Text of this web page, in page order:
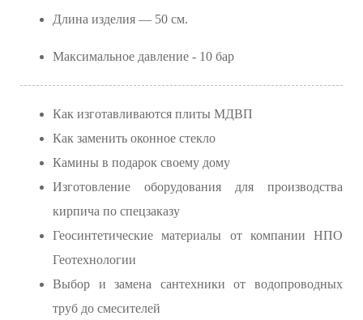
Длина изделия — 50 см.
Максимальное давление - 10 бар
Как изготавливаются плиты МДВП
Как заменить оконное стекло
Камины в подарок своему дому
Изготовление оборудования для производства
кирпича по спецзаказу
Геосинтетические материалы от компании НПО
Геотехнологии
Выбор и замена сантехники от водопроводных
труб до смесителей